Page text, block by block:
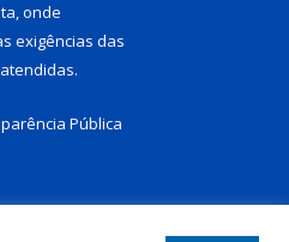
onde
exigências das
Pública